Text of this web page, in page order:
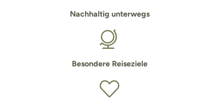
Nachhaltig unterwegs
Besondere Reiseziele